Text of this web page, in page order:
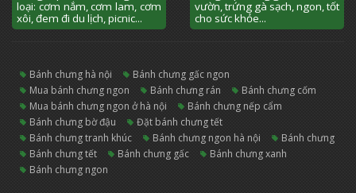
loại: cơm nắm, cơm lam, cơm
xôi, đem đi du lịch, picnic...
vườn, trứng gà sạch, ngon, tốt
cho sức khỏe...
bánh chưng hà nội
bánh chưng gấc ngon
mua bánh chưng ngon
bánh chưng rán
bánh chưng cốm
mua bánh chưng ngon ở hà nội
bánh chưng nếp cẩm
bánh chưng bờ đậu
đặt bánh chưng tết
bánh chưng tranh khúc
bánh chưng ngon hà nội
bánh chưng
bánh chưng tết
bánh chưng gấc
bánh chưng xanh
bánh chưng ngon